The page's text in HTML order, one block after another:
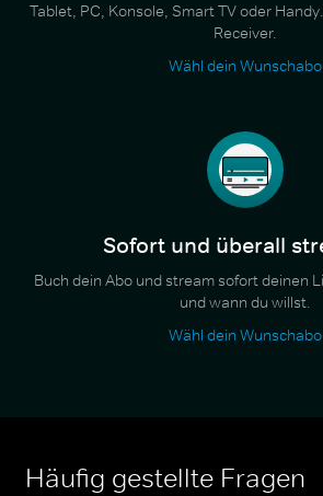
Tablet, PC, Konsole, Smart TV oder
Receiver.
Wähl dein Wunschabo
Sofort und überall
Buch dein Abo und stream sofort deinen
und wann du willst.
Wähl dein Wunschabo
Häufig gestellte Fragen